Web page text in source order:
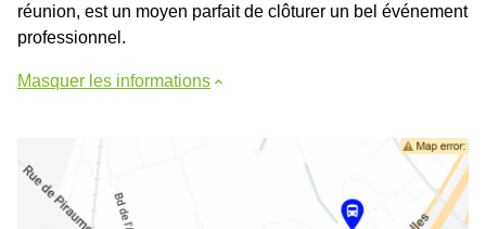
réunion, est un moyen parfait de clôturer un bel événement
professionnel.
Masquer les informations